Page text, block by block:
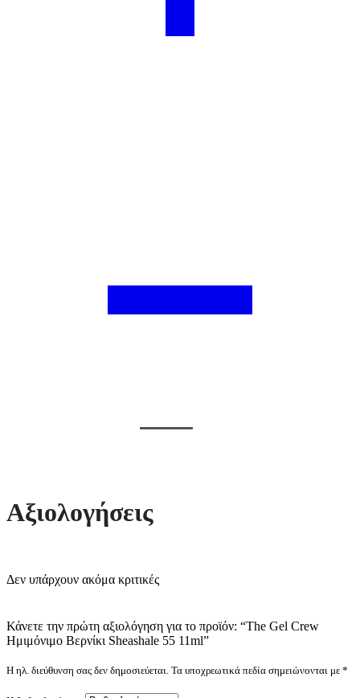
Αξιολογήσεις
Δεν υπάρχουν ακόμα κριτικές
Κάνετε την πρώτη αξιολόγηση για το προϊόν: “The Gel Crew
Ημιμόνιμο Βερνίκι Sheashale 55 11ml”
Η ηλ. διεύθυνση σας δεν δημοσιεύεται. Τα υποχρεωτικά πεδία σημειώνονται με *